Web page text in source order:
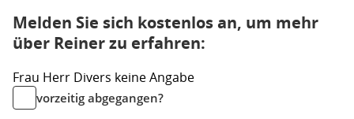
Melden Sie sich kostenlos an, um mehr
über Reiner zu erfahren:
Frau Herr Divers keine Angabe
vorzeitig abgegangen?